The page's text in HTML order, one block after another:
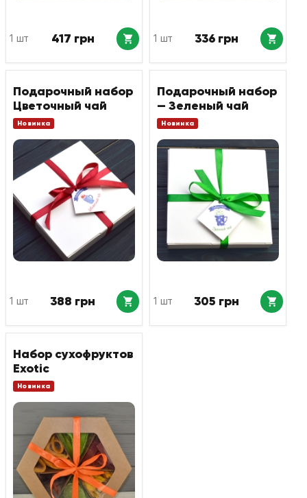
1 шт 417 грн 1 шт 336 грн
Подарочный набор
Цветочный чай
Новинка
1 шт 388 грн
Подарочный набор
— Зеленый чай
Новинка
1 шт 305 грн
Набор сухофруктов
Exotic
Новинка